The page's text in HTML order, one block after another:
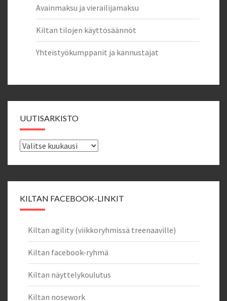
Avainmaksu ja vierailijamaksu
Kiltan tilojen käyttösäännöt
Yhteistyökumppanit ja kannustajat
UUTISARKISTO
Uutisarkisto
KILTAN FACEBOOK-LINKIT
Kiltan agility (viikkoryhmissä treenaaville)
Kiltan facebook-ryhmä
Kiltan näyttelykoulutus
Kiltan nosework